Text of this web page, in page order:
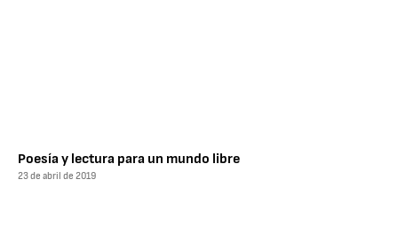
Poesía y lectura para un mundo libre
23 de abril de 2019